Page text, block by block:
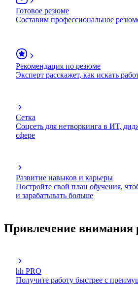
Готовое резюме
Составим профессиональное
Рекомендация по резюме
Эксперт расскажет, как искать
Сетка
Соцсеть для нетворкинга в ИТ,
сфере
Развитие навыков и карьеры
Постройте свой план обучения,
и зарабатывать больше
Привлечение внимания
hh PRO
Получите работу быстрее с